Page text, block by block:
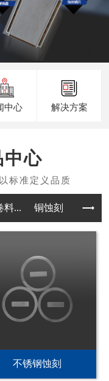
中心 解决方案
中心
料... 铜蚀刻
不锈钢加热片蚀刻